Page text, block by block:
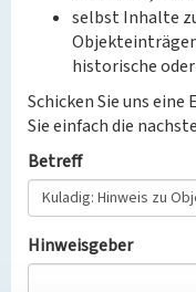
selbst Inhalte
historische
Schicken Sie uns eine
Sie einfach die
Betreff
Hinweisgeber